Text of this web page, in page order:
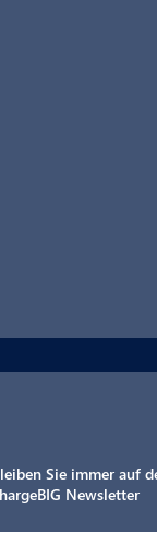
Sie immer auf
Newsletter